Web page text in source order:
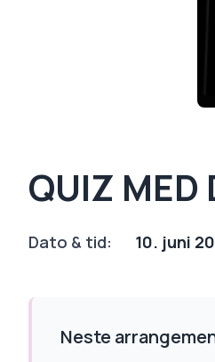
QUIZ MED
Dato & tid: 10. juni
Neste